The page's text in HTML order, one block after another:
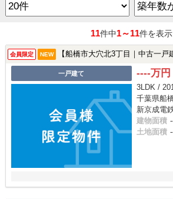
11件中1～11件を表示
会員限定 NEW 【船橋市大穴北3丁目｜中古一戸
一戸建て ----万円
3LDK /
千葉県船
新京成電
建物面積
土地面積